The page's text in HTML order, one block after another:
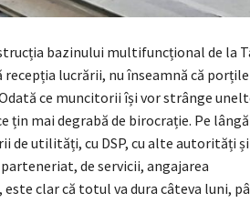
bazinului multifuncțional de la
recepția lucrării, nu înseamnă că porțile
ce muncitorii își vor strânge
țin mai degrabă de birocrație. Pe lângă
de utilități, cu DSP, cu alte autorități
de servicii, angajarea
clar că totul va dura câteva luni,